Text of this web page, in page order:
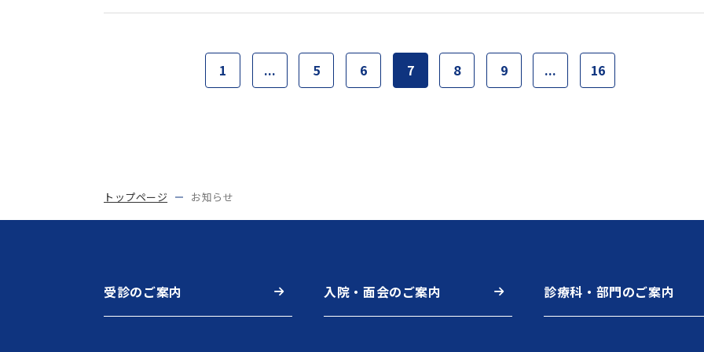
1 ... 5 6 7 8 9 ... 16
トップページ お知らせ
受診のご案内 入院・面会のご案内 診療科・部門のご案内